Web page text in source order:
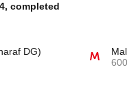
completed
DG)